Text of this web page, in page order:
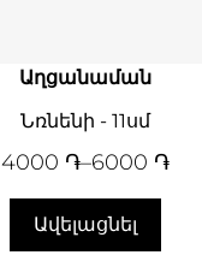
Աղցանաման
Նռնենի - 11սմ
4000 ֏–6000 ֏
Ավելացնել